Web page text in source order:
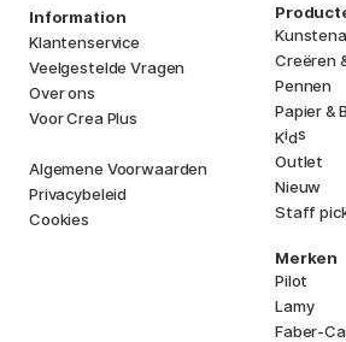
Information
Klantenservice
Veelgestelde Vragen
Over ons
Voor Crea Plus
Algemene Voorwaarden
Privacybeleid
Cookies
Creëren
Pennen
Papier &
Kids
Outlet
Nieuw
Staff
Merken
Pilot
Lamy
Faber-